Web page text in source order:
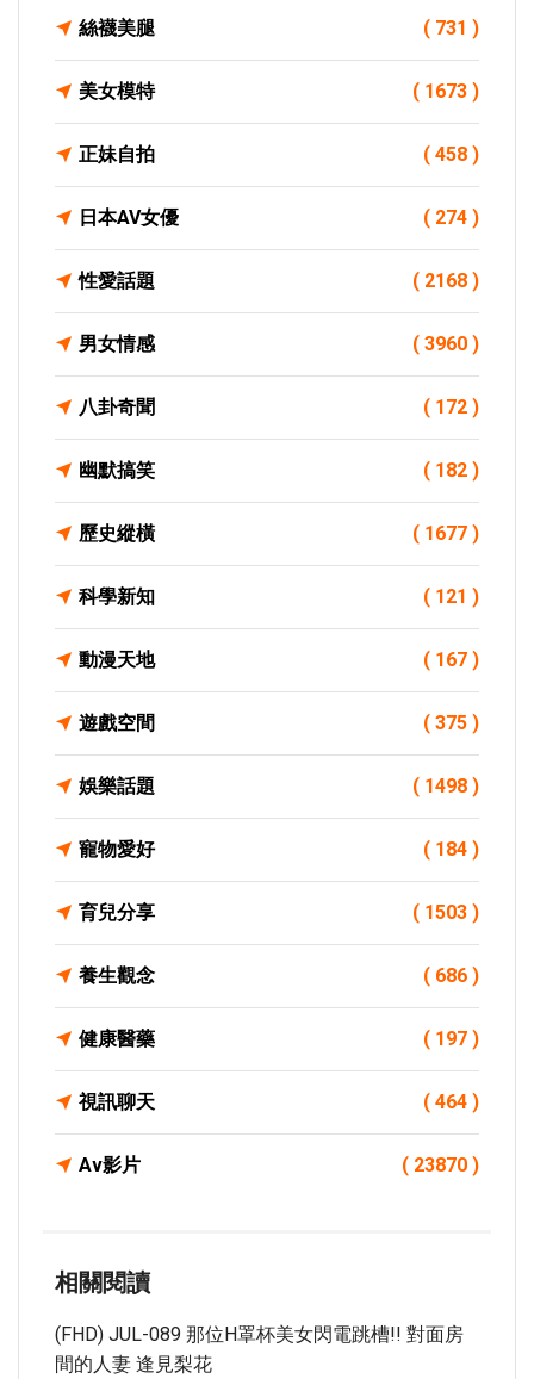
絲襪美腿 ( 731 )
美女模特 ( 1673 )
正妹自拍 ( 458 )
日本AV女優 ( 274 )
性愛話題 ( 2168 )
男女情感 ( 3960 )
八卦奇聞 ( 172 )
幽默搞笑 ( 182 )
歷史縱橫 ( 1677 )
科學新知 ( 121 )
動漫天地 ( 167 )
遊戲空間 ( 375 )
娛樂話題 ( 1498 )
寵物愛好 ( 184 )
育兒分享 ( 1503 )
養生觀念 ( 686 )
健康醫藥 ( 197 )
視訊聊天 ( 464 )
Av影片 ( 23870 )
相關閱讀
(FHD) JUL-089 那位H罩杯美女閃電跳槽!! 對面房
間的人妻 逢見梨花